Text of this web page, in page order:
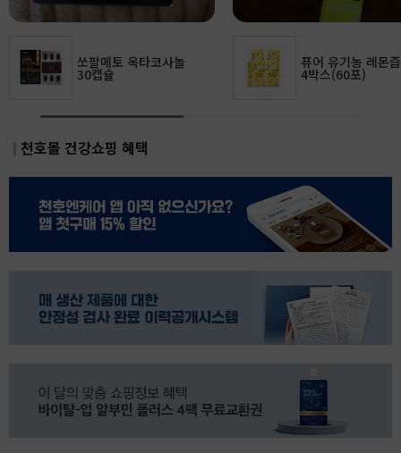
쏘팔메토 옥타코사놀
30캡슐
퓨어 유기농 레몬즙
4박스(60포)
천호몰 건강쇼핑 혜택